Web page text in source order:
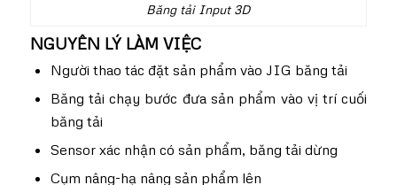
Băng tải Input 3D
NGUYÊN LÝ LÀM VIỆC
Người thao tác đặt sản phẩm vào JIG băng tải
Băng tải chạy bước đưa sản phẩm vào vị trí cuối
băng tải
Sensor xác nhận có sản phẩm, băng tải dừng
Cụm nâng-hạ nâng sản phẩm lên